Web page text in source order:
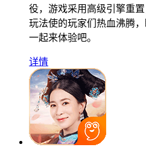
役，游戏采用高级引擎重
玩法使的玩家们热血沸腾
一起来体验吧。
详情